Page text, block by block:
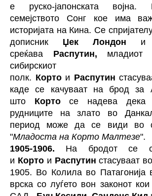
е руско-јапонската војна.
семејството Сонг кое има
историјата на Кина. Се
дописник Џек Лондон и
среќава Распутин, младиот
сибирскиот
полк. Кортои Распутин
каде се качуваат на брод за
што Кортосе надева дека
рудниците на злато во
период може да се види во
"Младоста на Корто Малтезе".
1905-1906. На бродот се
и Кортои Распутин стасуваат
1905. Во Колила во Патагонија
врска со луѓето вон законот